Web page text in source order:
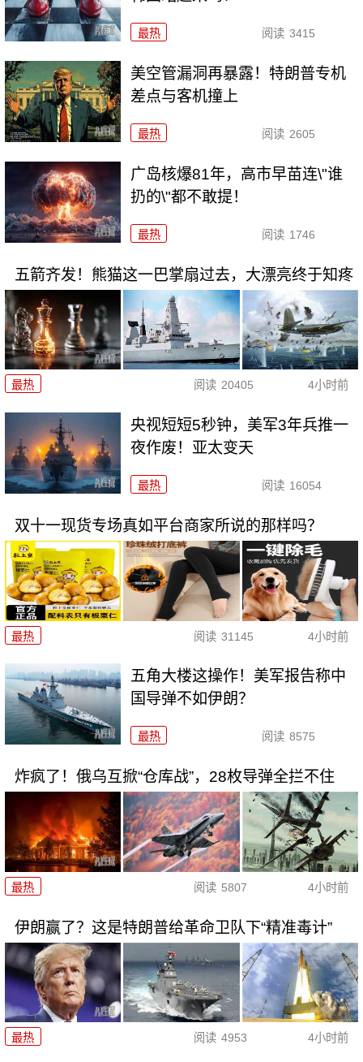
最热 阅读 3415
美空管漏洞再暴露！特朗普专机
差点与客机撞上
最热 阅读 2605
广岛核爆81年，高市早苗连\"谁
扔的\"都不敢提！
最热 阅读 1746
五箭齐发！熊猫这一巴掌扇过去，大漂亮终于知疼
最热 阅读 20405 4小时前
央视短短5秒钟，美军3年兵推一
夜作废！亚太变天
最热 阅读 16054
双十一现货专场真如平台商家所说的那样吗？
最热 阅读 31145 4小时前
五角大楼这操作！美军报告称中
国导弹不如伊朗？
最热 阅读 8575
炸疯了！俄乌互掀“仓库战”，28枚导弹全拦不住
最热 阅读 5807 4小时前
伊朗赢了？这是特朗普给革命卫队下“精准毒计”
最热 阅读 4953 4小时前